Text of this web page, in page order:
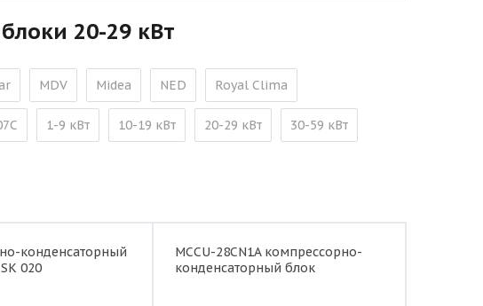
20-29 кВт
MDV Midea NED Royal Clima
1-9 кВт 10-19 кВт 20-29 кВт 30-59 кВт
конденсаторный
020
MCCU-28CN1A компрессорно-
конденсаторный блок